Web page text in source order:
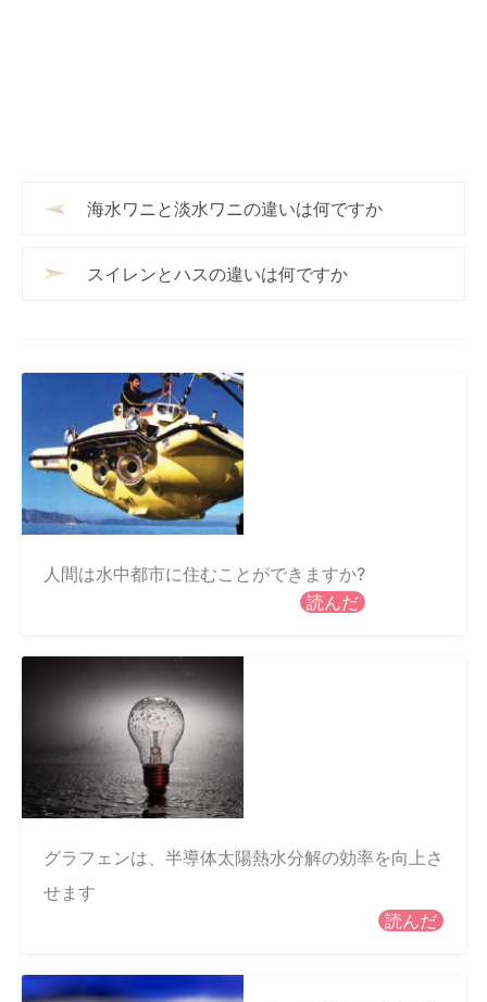
海水ワニと淡水ワニの違いは何ですか
スイレンとハスの違いは何ですか
人間は水中都市に住むことができますか?
読んだ
グラフェンは、半導体太陽熱水分解の効率を向上さ
せます
読んだ